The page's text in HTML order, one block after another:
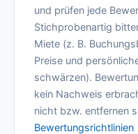
und prüfen jede
Stichprobenartig
Miete (z. B.
Preise und
schwärzen).
kein Nachweis
nicht bzw. entfernen
Bewertungsrichtlinien